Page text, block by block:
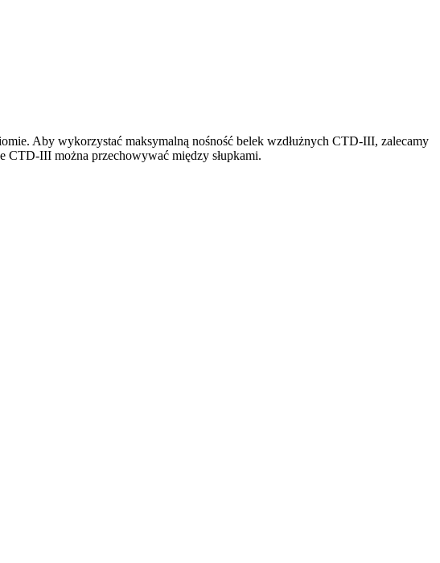
Aby wykorzystać maksymalną nośność belek wzdłużnych CTD-III, zalecamy
CTD-III można przechowywać między słupkami.